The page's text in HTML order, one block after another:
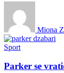
Miona
Sport
Parker se